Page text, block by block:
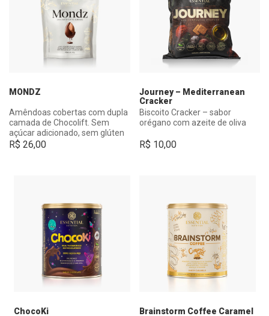
MONDZ
Amêndoas cobertas com dupla
camada de Chocolift. Sem
açúcar adicionado, sem glúten
e com 7,3g de whey isolado.
R$ 26,00
Journey – Mediterranean
Cracker
Biscoito Cracker – sabor
orégano com azeite de oliva
R$ 10,00
ChocoKi
Brainstorm Coffee Caramel